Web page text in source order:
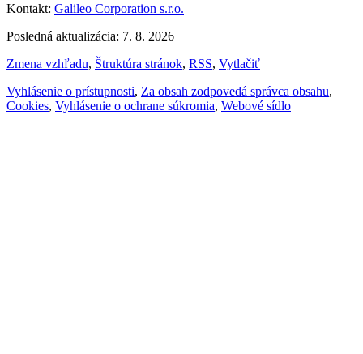
Kontakt: Galileo Corporation s.r.o.
Posledná aktualizácia: 7. 8. 2026
Zmena vzhľadu, Štruktúra stránok, RSS, Vytlačiť
Vyhlásenie o prístupnosti, Za obsah zodpovedá správca obsahu,
Cookies, Vyhlásenie o ochrane súkromia, Webové sídlo